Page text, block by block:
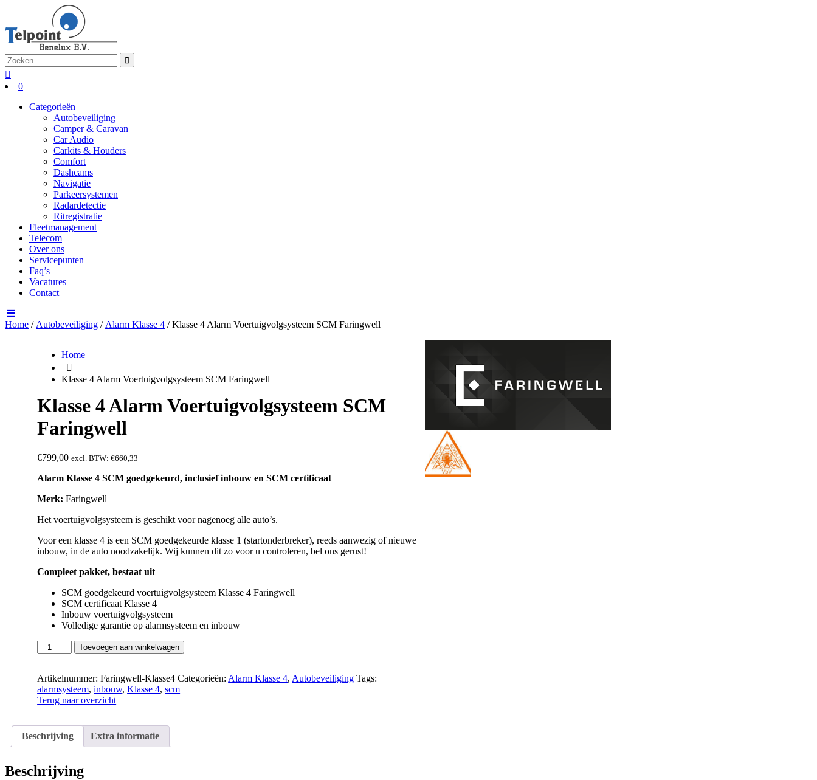
0
Categorieën
Autobeveiliging
Camper & Caravan
Car Audio
Carkits & Houders
Comfort
Dashcams
Navigatie
Parkeersystemen
Radardetectie
Ritregistratie
Fleetmanagement
Telecom
Over ons
Servicepunten
Faq’s
Vacatures
Contact
Home / Autobeveiliging / Alarm Klasse 4 / Klasse 4 Alarm Voertuigvolgsysteem SCM Faringwell
Home
Klasse 4 Alarm Voertuigvolgsysteem SCM Faringwell
Klasse 4 Alarm Voertuigvolgsysteem SCM
Faringwell
€799,00 excl. BTW:€660,33
Alarm Klasse 4 SCM goedgekeurd, inclusief inbouw en SCM certificaat
Merk: Faringwell
Het voertuigvolgsysteem is geschikt voor nagenoeg alle auto’s.
Voor een klasse 4 is een SCM goedgekeurde klasse 1 (startonderbreker), reeds aanwezig of nieuwe
inbouw, in de auto noodzakelijk. Wij kunnen dit zo voor u controleren, bel ons gerust!
Compleet pakket, bestaat uit
SCM goedgekeurd voertuigvolgsysteem Klasse 4 Faringwell
SCM certificaat Klasse 4
Inbouw voertuigvolgsysteem
Volledige garantie op alarmsysteem en inbouw
Klasse
4
Voertuigvolgsysteem
SCM
Faringwell
Toevoegen aan winkelwagen
Artikelnummer:Faringwell-Klasse4 Categorieën:Alarm Klasse 4,Autobeveiliging Tags:
alarmsysteem,inbouw,Klasse 4,scm
Terug naar overzicht
Beschrijving Extra informatie
Beschrijving